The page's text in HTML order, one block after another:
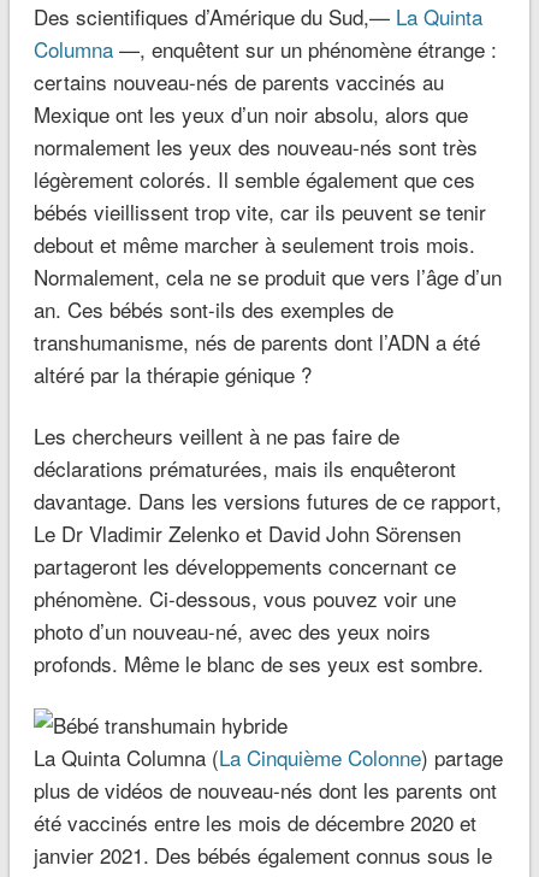
Des scientifiques d’Amérique du Sud,— La Quinta
Columna—, enquêtent sur un phénomène étrange :
certains nouveau-nés de parents vaccinés au
Mexique ont les yeux d’un noir absolu, alors que
normalement les yeux des nouveau-nés sont très
légèrement colorés. Il semble également que ces
bébés vieillissent trop vite, car ils peuvent se tenir
debout et même marcher à seulement trois mois.
Normalement, cela ne se produit que vers l’âge d’un
an. Ces bébés sont-ils des exemples de
transhumanisme, nés de parents dont l’ADN a été
altéré par la thérapie génique ?
Les chercheurs veillent à ne pas faire de
déclarations prématurées, mais ils enquêteront
davantage. Dans les versions futures de ce rapport,
Le Dr Vladimir Zelenko et David John Sörensen
partageront les développements concernant ce
phénomène. Ci-dessous, vous pouvez voir une
photo d’un nouveau-né, avec des yeux noirs
profonds. Même le blanc de ses yeux est sombre.
La Quinta Columna (La Cinquième Colonne) partage
plus de vidéos de nouveau-nés dont les parents ont
été vaccinés entre les mois de décembre 2020 et
janvier 2021. Des bébés également connus sous le